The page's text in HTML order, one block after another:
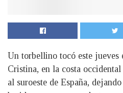
Un torbellino tocó este jueves
Cristina, en la costa
al suroeste de España,